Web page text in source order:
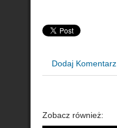
Dodaj Komentarz
Zobacz również: